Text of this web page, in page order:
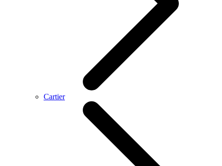
Cartier